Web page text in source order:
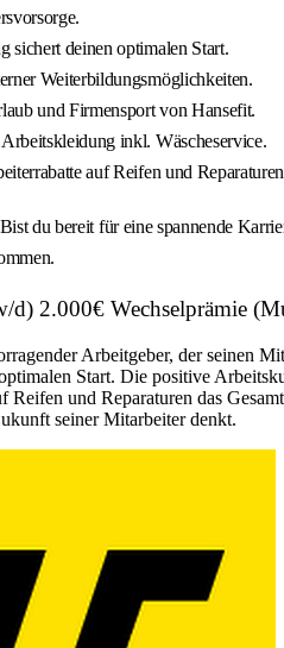
sichert deinen optimalen Start.
Weiterbildungsmöglichkeiten.
und Firmensport von Hansefit.
inkl. Wäscheservice.
auf Reifen und
du bereit für eine spannende
d) 2.000€ Wechselprämie
Arbeitgeber, der seinen
Start. Die positive
Reifen und Reparaturen das
seiner Mitarbeiter denkt.